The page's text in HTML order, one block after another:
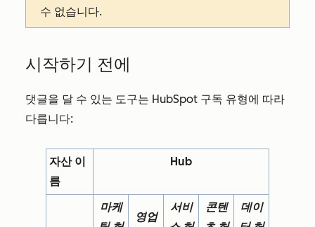
수 없습니다.
시작하기 전에
댓글을 달 수 있는 도구는 HubSpot 구독 유형에 따라
다릅니다:
자산 이
름
Hub
마케
영업
서비
콘텐
데이